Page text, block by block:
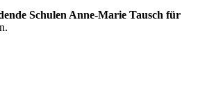
Schulen Anne-Marie Tausch für